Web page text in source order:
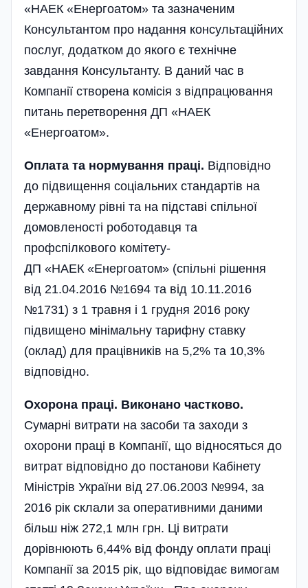
«НАЕК «Енергоатом» та зазначеним
Консультантом про надання консультаційних
послуг, додатком до якого є технічне
завдання Консультанту. В даний час в
Компанії створена комісія з відпрацювання
питань перетворення ДП «НАЕК
«Енергоатом».
Оплата та нормування праці. Відповідно
до підвищення соціальних стандартів на
державному рівні та на підставі спільної
домовленості роботодавця та
профспілкового комітету­
ДП «НАЕК «Енергоатом» (спільні рішення
від 21.04.2016 №1694 та від 10.11.2016
№1731) з 1 травня і 1 грудня 2016 року
підвищено мінімальну тарифну ставку
(оклад) для працівників на 5,2% та 10,3%
відповідно.
Охорона праці. Виконано частково.
Сумарні витрати на засоби та заходи з
охорони праці в Компанії, що відносяться до
витрат відповідно до постанови Кабінету
Міністрів України від 27.06.2003 №994, за
2016 рік склали за оперативними даними
більш ніж 272,1 млн грн. Ці витрати
дорівнюють 6,44% від фонду оплати праці
Компанії за 2015 рік, що відповідає вимогам